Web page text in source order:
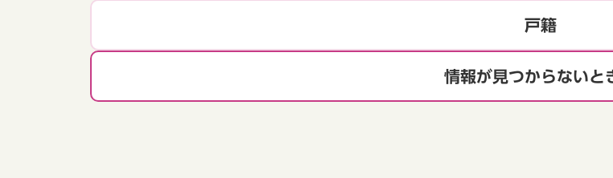
戸籍
情報が見つからないと